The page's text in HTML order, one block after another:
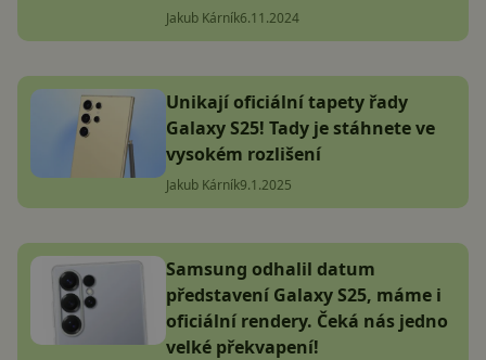
Jakub Kárník6.11.2024
Unikají oficiální tapety řady
Galaxy S25! Tady je stáhnete ve
vysokém rozlišení
Jakub Kárník9.1.2025
Samsung odhalil datum
představení Galaxy S25, máme i
oficiální rendery. Čeká nás jedno
velké překvapení!